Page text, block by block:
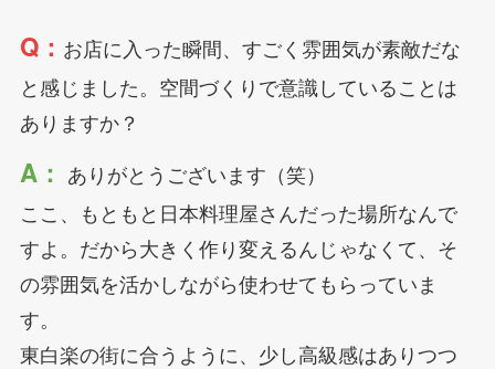
Q： お店に入った瞬間、すごく雰囲気が素敵だな
と感じました。空間づくりで意識していることは
ありますか？
A： ありがとうございます（笑）
ここ、もともと日本料理屋さんだった場所なんで
すよ。だから大きく作り変えるんじゃなくて、そ
の雰囲気を活かしながら使わせてもらっていま
す。
東白楽の街に合うように、少し高級感はありつつ